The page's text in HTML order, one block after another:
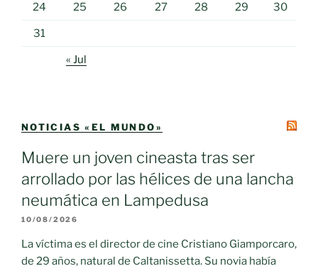
24 25 26 27 28 29 30
31
« Jul
NOTICIAS «EL MUNDO»
Muere un joven cineasta tras ser
arrollado por las hélices de una lancha
neumática en Lampedusa
10/08/2026
La víctima es el director de cine Cristiano Giamporcaro,
de 29 años, natural de Caltanissetta. Su novia había